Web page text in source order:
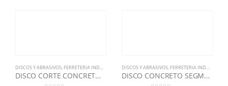
DISCOS Y ABRASIVOS, FERRETERIA INDUSTRIAL NORTON
DISCO CORTE CONCRETO 18 DIAMANTADO CLIPPER PREMIUM NORTON
DISCOS Y ABRASIVOS, FERRETERIA INDUSTRIAL
DISCO CONCRETO SEGMENT CLASSIC NORTON